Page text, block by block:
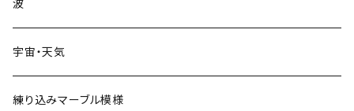
フリーグラス〜FREEEE
波
宇宙・天気
練り込みマーブル模様